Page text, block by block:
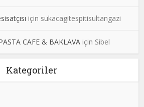
için sukacagitespitisultangazi
CAFE & BAKLAVA için Sibel
Kategoriler